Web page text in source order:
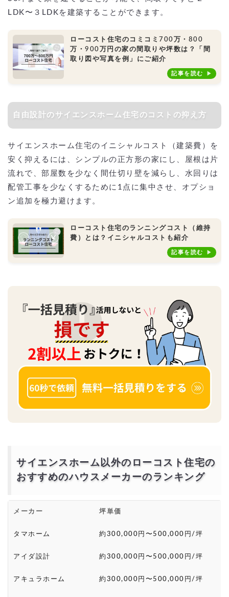
LDK〜３LDKを建築することができます。
ローコスト住宅のコミコミ700万・800
万・900万円の家の間取りや坪数は？「間
取り図や写真を例」にご紹介
記事を読む
自由設計のサイエンスホーム住宅のコストの抑え方
サイエンスホーム住宅のイニシャルコスト（建築費）を
安く抑えるには、シンプルの正方形の家にし、屋根は片
流れで、部屋数を少なく間仕切り壁を減らし、水回りは
配管工事を少なくするために1点に集中させ、オプショ
ン追加を極力避けます。
ローコスト住宅のランニングコスト（維持
費）とは？イニシャルコストも紹介
記事を読む
サイエンスホーム以外のローコスト住宅の
おすすめのハウスメーカーのランキング
メーカー 坪単価
タマホーム 約300,000円〜500,000円/坪
アイダ設計 約300,000円〜500,000円/坪
アキュラホーム 約300,000円〜500,000円/坪